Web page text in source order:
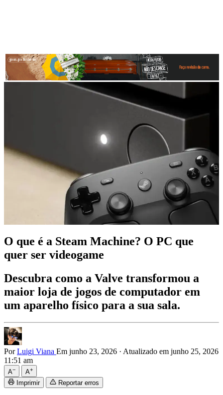
O que é a Steam Machine? O PC que
quer ser videogame
Descubra como a Valve transformou a
maior loja de jogos de computador em
um aparelho físico para a sua sala.
PorLuigi Viana Em junho 23, 2026 · Atualizado em junho 25, 2026
11:51 am
A− A+
Imprimir Reportar erros